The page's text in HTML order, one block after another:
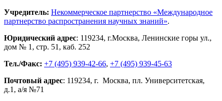
Учредитель: Некоммерческое партнерство «Международное
партнерство распространения научных знаний».
Юридический адрес: 119234, г.Москва, Ленинские горы ул.,
дом № 1, стр. 51 , каб. 252
Тел./Факс: +7 (495) 939-42-66, +7 (495) 939-45-63
Почтовый адрес: 119234, г. Москва, пл. Университетская,
д.1 , а/я №71